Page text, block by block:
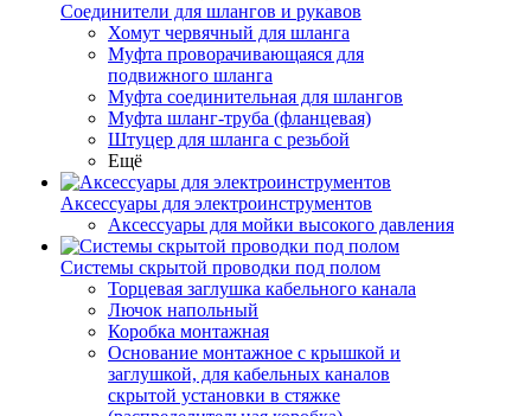
Соединители для шлангов и рукавов
Хомут червячный для шланга
Муфта проворачивающаяся для
подвижного шланга
Муфта соединительная для шлангов
Муфта шланг-труба (фланцевая)
Штуцер для шланга с резьбой
Ещё
Аксессуары для электроинструментов
Аксессуары для мойки высокого давления
Системы скрытой проводки под полом
Торцевая заглушка кабельного канала
Лючок напольный
Коробка монтажная
Основание монтажное с крышкой и
заглушкой, для кабельных каналов
скрытой установки в стяжке